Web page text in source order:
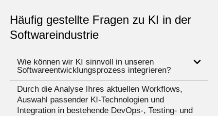
Häufig gestellte Fragen zu KI in der
Softwareindustrie
Wie können wir KI sinnvoll in unseren
Softwareentwicklungsprozess integrieren?
Durch die Analyse Ihres aktuellen Workflows,
Auswahl passender KI-Technologien und
Integration in bestehende DevOps-, Testing- und